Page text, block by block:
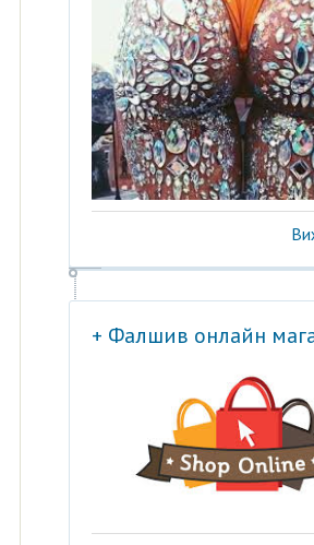
+ Фалшив онлайн